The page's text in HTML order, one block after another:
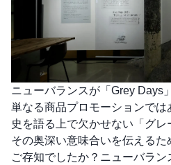
ニューバランスが「Grey Days
単なる商品プロモーションで
史を語る上で欠かせない「グレ
その奥深い意味合いを伝えるた
ご存知でしたか？ニューバラ